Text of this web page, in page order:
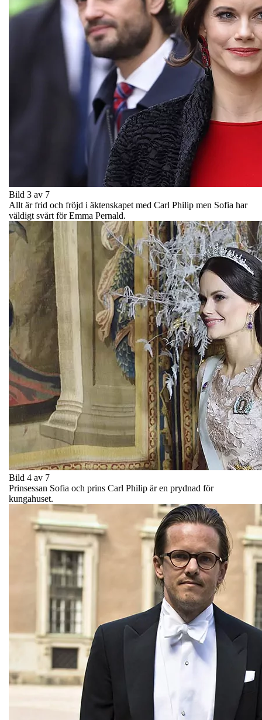
Bild 3 av 7
Allt är frid och fröjd i äktenskapet med Carl Philip men Sofia har
väldigt svårt för Emma Pernald.
Bild 4 av 7
Prinsessan Sofia och prins Carl Philip är en prydnad för
kungahuset.